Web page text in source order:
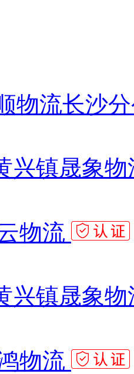
物流长沙
兴镇晟象物
物流
兴镇晟象物
物流